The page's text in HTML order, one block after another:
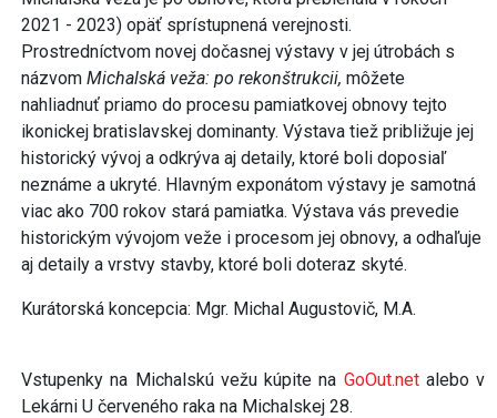
2021 - 2023) opäť sprístupnená verejnosti.
Prostredníctvom novej dočasnej výstavy v jej útrobách s
názvom Michalská veža: po rekonštrukcii, môžete
nahliadnuť priamo do procesu pamiatkovej obnovy tejto
ikonickej bratislavskej dominanty. Výstava tiež približuje jej
historický vývoj a odkrýva aj detaily, ktoré boli doposiaľ
neznáme a ukryté. Hlavným exponátom výstavy je samotná
viac ako 700 rokov stará pamiatka. Výstava vás prevedie
historickým vývojom veže i procesom jej obnovy, a odhaľuje
aj detaily a vrstvy stavby, ktoré boli doteraz skyté.
Kurátorská koncepcia: Mgr. Michal Augustovič, M.A.
Vstupenky na Michalskú vežu kúpite na GoOut.netalebo v
Lekárni U červeného raka na Michalskej 28.